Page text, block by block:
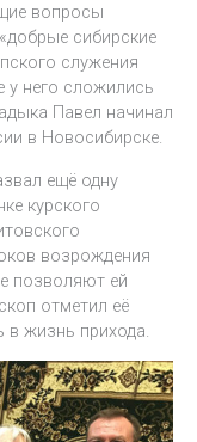
вопросы
сибирские
служения
у него сложились
Павел начинал
в Новосибирске.
ещё одну
курского
возрождения
позволяют ей
отметил её
в жизнь прихода.